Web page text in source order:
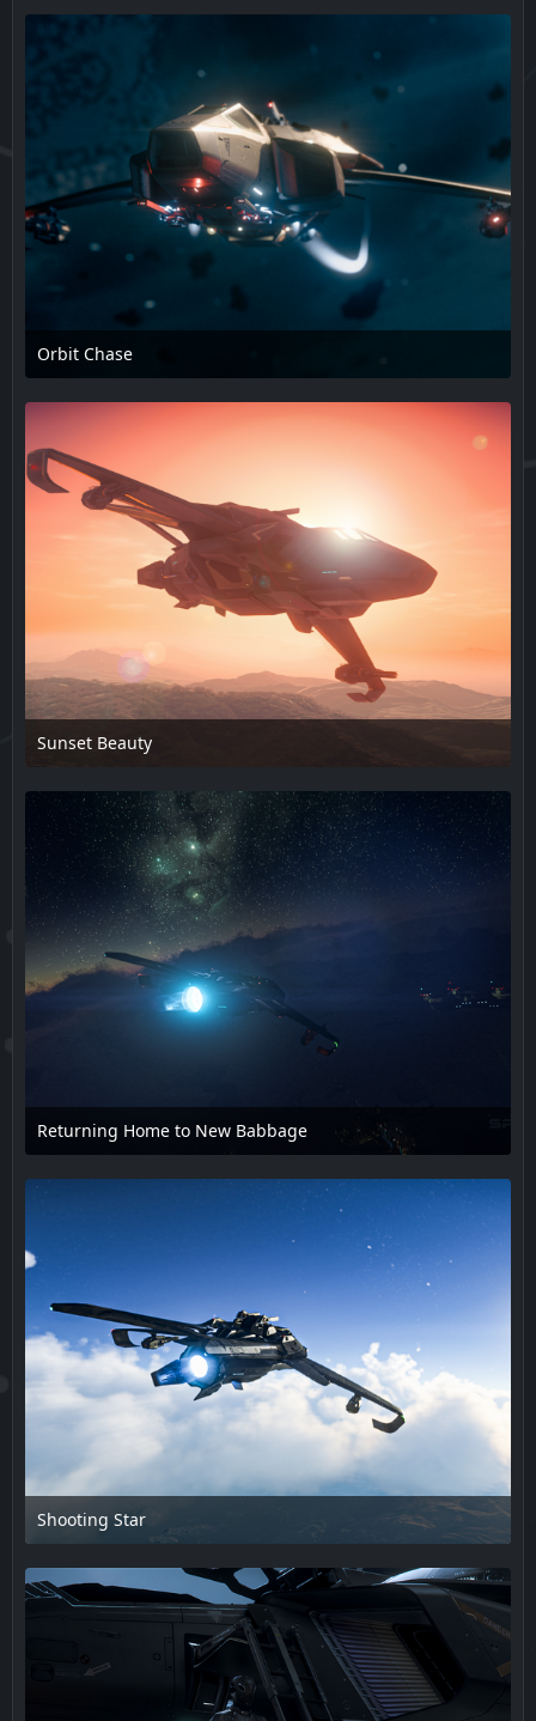
Orbit Chase
17. Februar 2025 um 13:55
Sunset Beauty
Returning Home to New Babbage
17. Februar 2025 um 13:55
Shooting Star
17. Februar 2025 um 13:55